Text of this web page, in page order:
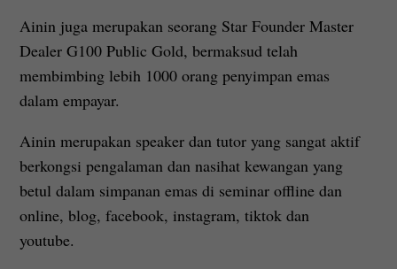
Ainin juga merupakan seorang Star Founder Master
Dealer G100 Public Gold, bermaksud telah
membimbing lebih 1000 orang penyimpan emas
dalam empayar.
Ainin merupakan speaker dan tutor yang sangat aktif
berkongsi pengalaman dan nasihat kewangan yang
betul dalam simpanan emas di seminar offline dan
online, blog, facebook, instagram, tiktok dan
youtube.